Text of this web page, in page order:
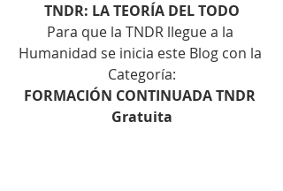
TNDR: LA TEORÍA DEL TODO
Para que la TNDR llegue a la
Humanidad se inicia este Blog con la
Categoría:
FORMACIÓN CONTINUADA TNDR
Gratuita